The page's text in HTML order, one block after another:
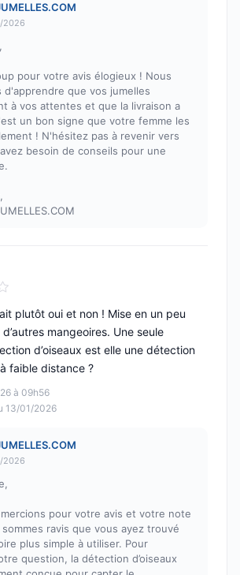
2026
pour votre avis élogieux ! Nous
d'apprendre que vos jumelles
à vos attentes et que la livraison a
un bon signe que votre femme les
! N'hésitez pas à revenir vers
besoin de conseils pour une
5
à 09h56
13/01/2026
plutôt oui et non ! Mise en un peu
mangeoires. Une seule
d’oiseaux est elle une détection
faible distance ?
2026
pour votre avis et votre note
ravis que vous ayez trouvé
plus simple à utiliser. Pour
question, la détection d’oiseaux